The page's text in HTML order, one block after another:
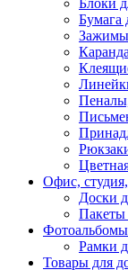
Блоки
Бумага
Зажимы
Офис,
Доски
Пакеты
Рамки
Товары для